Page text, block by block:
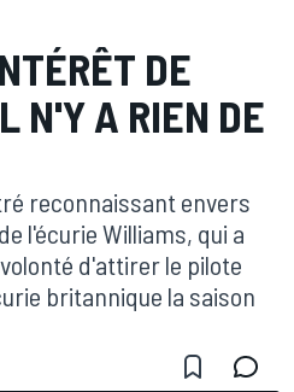
DE
N'Y A RIEN DE
reconnaissant envers
l'écurie Williams, qui a
d'attirer le pilote
britannique la saison